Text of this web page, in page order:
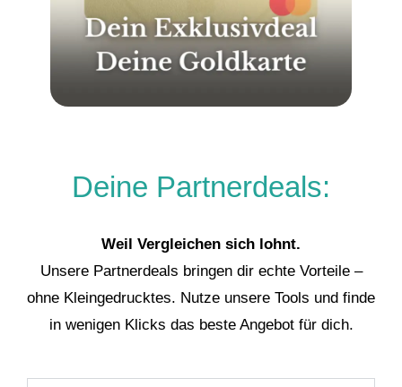
Deine Partnerdeals:
Weil Vergleichen sich lohnt.
Unsere Partnerdeals bringen dir echte Vorteile –
ohne Kleingedrucktes. Nutze unsere Tools und finde
in wenigen Klicks das beste Angebot für dich.